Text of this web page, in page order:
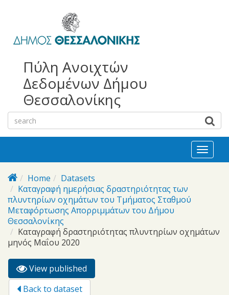
bayan
escort
escort
Πύλη Ανοιχτών
Δεδομένων Δήμου
Θεσσαλονίκης
Toggle
Home
Datasets
Καταγραφή ημερήσιας δραστηριότητας των
πλυντηρίων οχημάτων του Τμήματος Σταθμού
Μεταφόρτωσης Απορριμμάτων του Δήμου
Θεσσαλονίκης
Καταγραφή δραστηριότητας πλυντηρίων οχημάτων
μηνός Μαΐου 2020
Primary tabs
View published
tab)
Back to dataset